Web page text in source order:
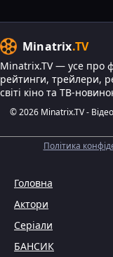
Minatrix.TV
Minatrix.TV — усе про
рейтинги, трейлери,
світі кіно та ТВ-
© 2026 Minatrix.TV -
Політика
Головна
Актори
Серіали
БАНСИК